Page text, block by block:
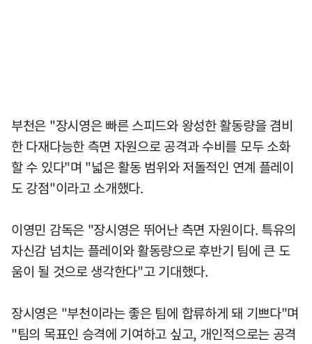
부천은 "장시영은 빠른 스피드와 왕성한 활동량을 겸비
한 다재다능한 측면 자원으로 공격과 수비를 모두 소화
할 수 있다"며 "넓은 활동 범위와 저돌적인 연계 플레이
도 강점"이라고 소개했다.
이영민 감독은 "장시영은 뛰어난 측면 자원이다. 특유의
자신감 넘치는 플레이와 활동량으로 후반기 팀에 큰 도
움이 될 것으로 생각한다"고 기대했다.
장시영은 "부천이라는 좋은 팀에 합류하게 돼 기쁘다"며
"팀의 목표인 승격에 기여하고 싶고, 개인적으로는 공격